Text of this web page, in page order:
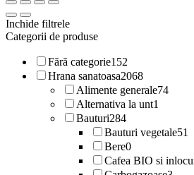
Inchide filtrele
Categorii de produse
Fără categorie152
Hrana sanatoasa2068
Alimente generale74
Alternativa la unt1
Bauturi284
Bauturi vegetale51
Bere0
Cafea BIO si